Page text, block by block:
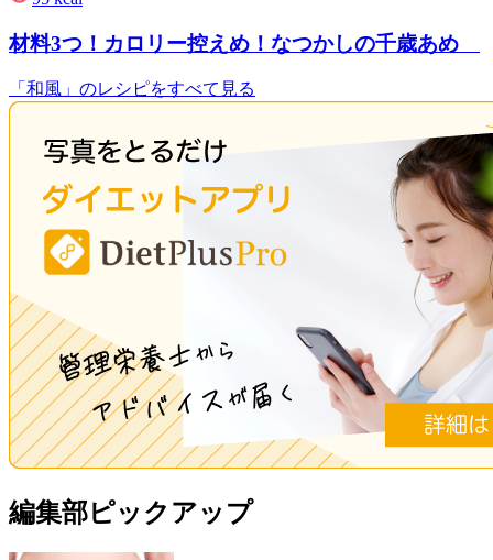
材料3つ！カロリー控えめ！なつかしの千歳あめ
「和風」のレシピをすべて見る
編集部ピックアップ